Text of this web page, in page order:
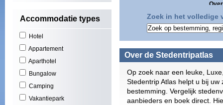
Accommodatie types
Hotel
Appartement
Aparthotel
Bungalow
Camping
Vakantiepark
Zuid
El
Zoek in het volledige
Over de Stedentripatlas
Op zoek naar een leuke,
Stedentrip Atlas helpt u bij
bestemming. Vergelijk
aanbieders en boek direct.